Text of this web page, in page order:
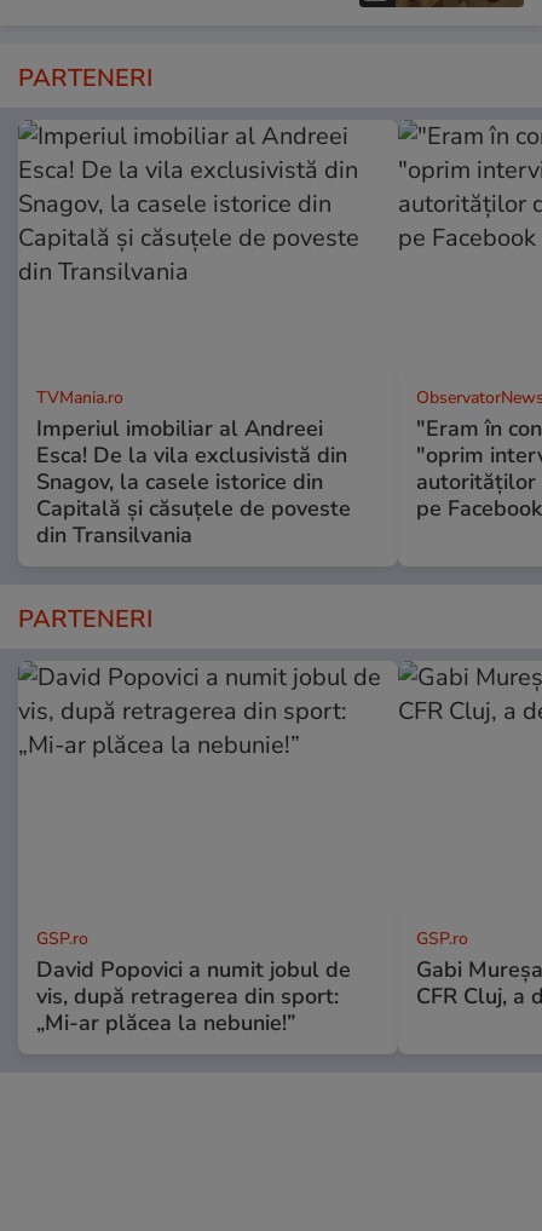
PARTENERI
TVMania.ro
Imperiul imobiliar al Andreei
Esca! De la vila exclusivistă din
Snagov, la casele istorice din
Capitală și căsuțele de poveste
din Transilvania
"Eram în
"oprim
autorităţilor
pe Facebook
PARTENERI
GSP.ro
David Popovici a numit jobul de
vis, după retragerea din sport:
„Mi-ar plăcea la nebunie!”
GSP.ro
Gabi
CFR Cluj, a